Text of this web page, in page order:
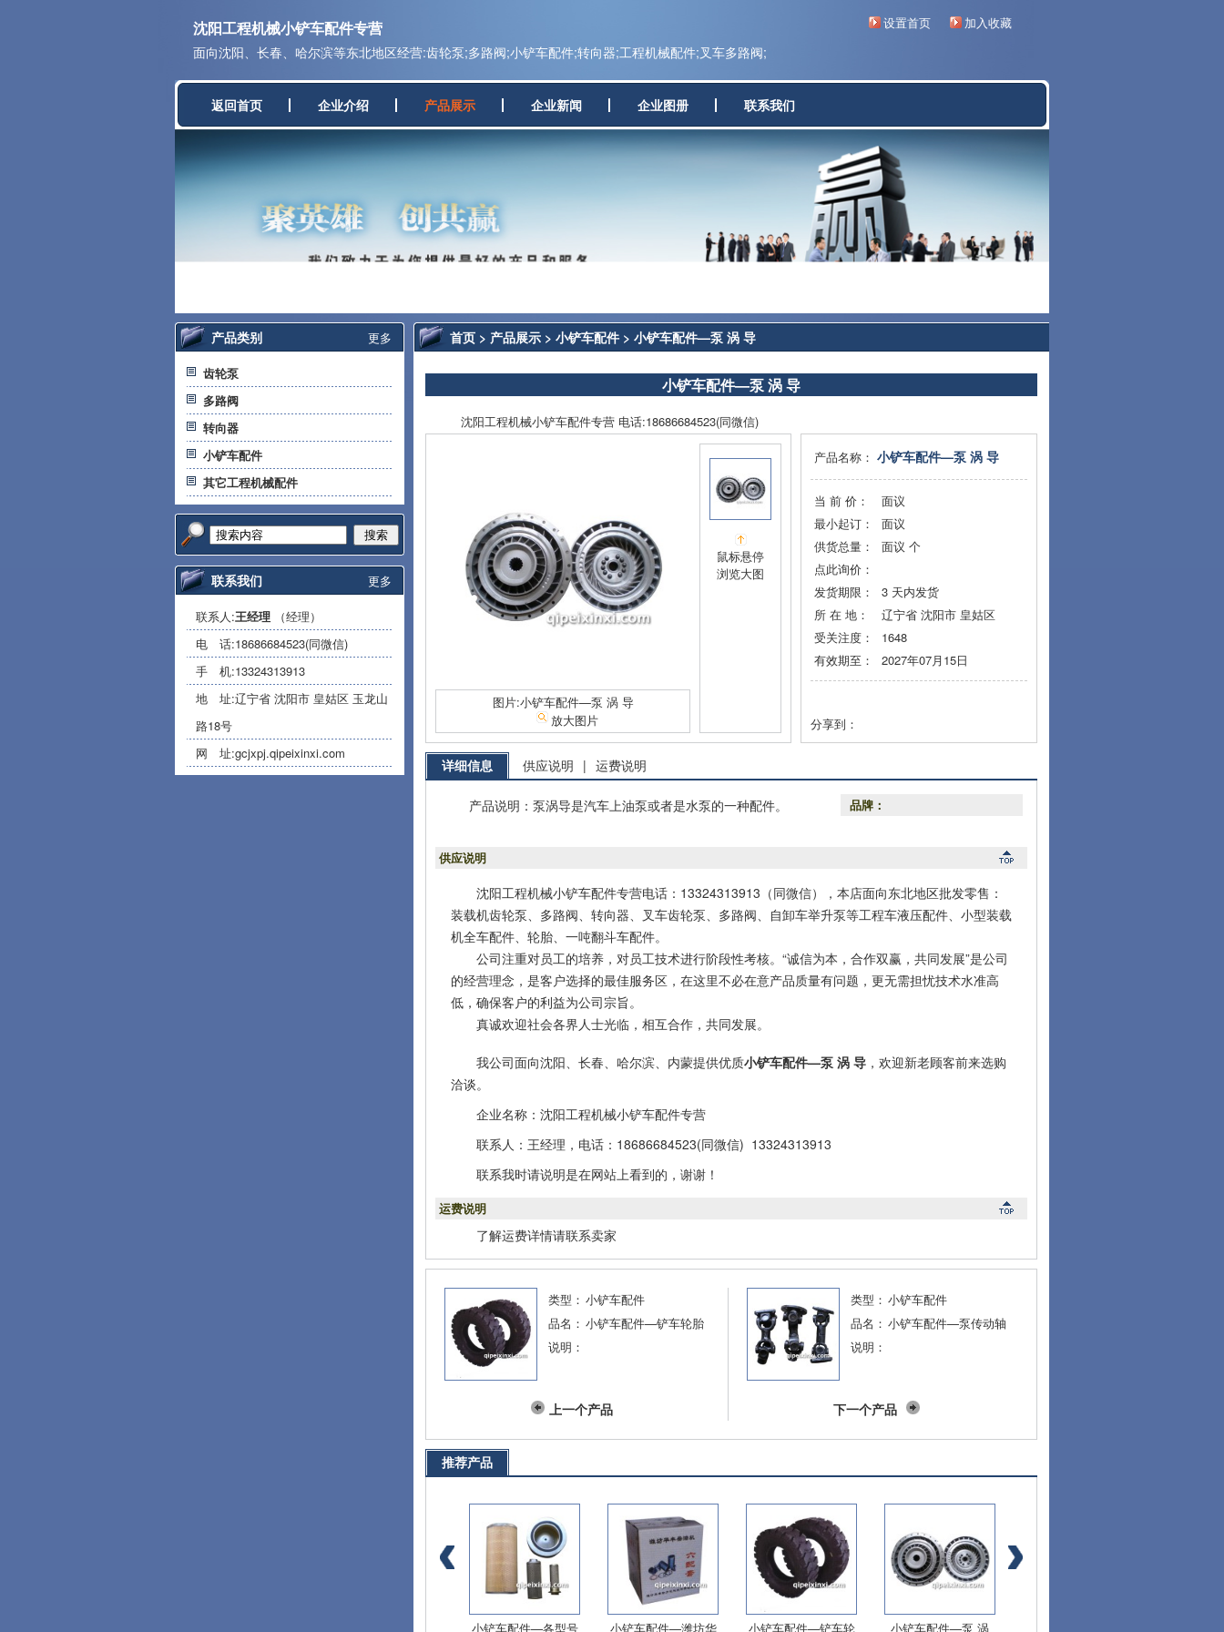
沈阳工程机械小铲车配件专营
面向沈阳、长春、哈尔滨等东北地区经营:齿轮泵;多路阀;小铲车配件;转向器;工程机械配件;叉车多路阀;
设置首页 加入收藏
返回首页 企业介绍 产品展示 企业新闻 企业图册 联系我们
更多
产品类别
齿轮泵
多路阀
转向器
小铲车配件
其它工程机械配件
搜索
更多
联系我们
联系人:王经理 （经理）
电 话:18686684523(同微信)
手 机:13324313913
地 址:辽宁省 沈阳市 皇姑区 玉龙山
路18号
网 址:gcjxpj.qipeixinxi.com
首页 > 产品展示 > 小铲车配件 > 小铲车配件—泵 涡 导
小铲车配件—泵 涡 导
沈阳工程机械小铲车配件专营 电话:18686684523(同微信)
图片:小铲车配件—泵 涡 导
放大图片
鼠标悬停
浏览大图
产品名称： 小铲车配件—泵 涡 导
当 前 价：
面议
最小起订：
面议
供货总量：
面议 个
点此询价：
发货期限：
3 天内发货
所 在 地：
辽宁省 沈阳市 皇姑区
受关注度：
1648
有效期至：
2027年07月15日
分享到：
详细信息 供应说明 | 运费说明
产品说明：泵涡导是汽车上油泵或者是水泵的一种配件。 品牌：
供应说明
沈阳工程机械小铲车配件专营电话：13324313913（同微信），本店面向东北地区批发零售：
装载机齿轮泵、多路阀、转向器、叉车齿轮泵、多路阀、自卸车举升泵等工程车液压配件、小型装载
机全车配件、轮胎、一吨翻斗车配件。
公司注重对员工的培养，对员工技术进行阶段性考核。“诚信为本，合作双赢，共同发展”是公司
的经营理念，是客户选择的最佳服务区，在这里不必在意产品质量有问题，更无需担忧技术水准高
低，确保客户的利益为公司宗旨。
真诚欢迎社会各界人士光临，相互合作，共同发展。
我公司面向沈阳、长春、哈尔滨、内蒙提供优质小铲车配件—泵 涡 导 ，欢迎新老顾客前来选购
洽谈。
企业名称：沈阳工程机械小铲车配件专营
联系人：王经理，电话：18686684523(同微信) 13324313913
联系我时请说明是在网站上看到的，谢谢！
运费说明
了解运费详情请联系卖家
类型： 小铲车配件
品名： 小铲车配件—铲车轮胎
说明：
上一个产品
类型： 小铲车配件
品名： 小铲车配件—泵传动轴
说明：
下一个产品
推荐产品
小铲车配件—各型号 小铲车配件—潍坊华 小铲车配件—铲车轮 小铲车配件—泵 涡